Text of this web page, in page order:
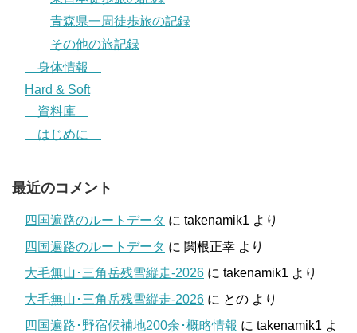
青森県一周徒歩旅の記録
その他の旅記録
身体情報
Hard & Soft
資料庫
はじめに
最近のコメント
四国遍路のルートデータ に takenamik1 より
四国遍路のルートデータ に 関根正幸 より
大毛無山･三角岳残雪縦走-2026 に takenamik1 より
大毛無山･三角岳残雪縦走-2026 に との より
四国遍路･野宿候補地200余･概略情報 に takenamik1 よ